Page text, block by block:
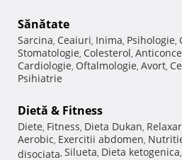
Sănătate
Sarcina, Ceaiuri, Inima, Psihologie,
Stomatologie, Colesterol,
Cardiologie, Oftalmologie, Avort,
Psihiatrie
Dietă & Fitness
Diete, Fitness, Dieta Dukan,
Aerobic, Exercitii abdomen,
disociata, Silueta, Dieta ketogenica,